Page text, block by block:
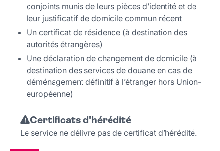
conjoints munis de leurs pièces d’identité et de
leur justificatif de domicile commun récent
Un certificat de résidence (à destination des
autorités étrangères)
Une déclaration de changement de domicile (à
destination des services de douane en cas de
déménagement définitif à l’étranger hors Union-
européenne)
Certificats d'hérédité
Le service ne délivre pas de certificat d’hérédité.